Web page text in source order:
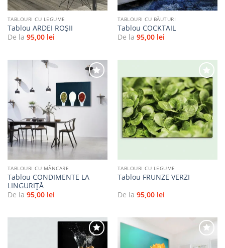
TABLOURI CU LEGUME
Tablou ARDEI ROŞII
De la 95,00 lei
TABLOURI CU BĂUTURI
Tablou COCKTAIL
De la 95,00 lei
Adaugă
la
TABLOURI CU MÂNCARE
Tablou CONDIMENTE LA
LINGURIȚĂ
De la 95,00 lei
Adaugă
la
favorite
TABLOURI CU LEGUME
Tablou FRUNZE VERZI
De la 95,00 lei